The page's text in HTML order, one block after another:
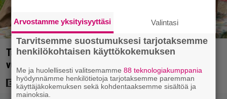
Tänään tv:ssä: Koskettava kotimainen elokuva
vuodelta 2020 – ”Tehty isolla sydämellä”
Arvostamme yksityisyyttäsi Valintasi
Tarvitsemme suostumuksesi tarjotaksemme
henkilökohtaisen käyttökokemuksen
Me ja huolellisesti valitsemamme88 teknologiakumppania
hyödynnämme henkilötietoja tarjotaksemme paremman
käyttäjäkokemuksen sekä kohdentaaksemme sisältöä ja
mainoksia.